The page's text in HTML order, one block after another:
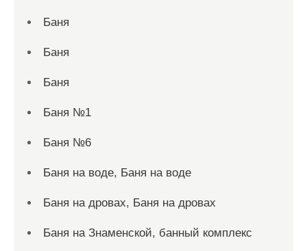
Баня
Баня
Баня
Баня №1
Баня №6
Баня на воде, Баня на воде
Баня на дровах, Баня на дровах
Баня на Знаменской, банный комплекс